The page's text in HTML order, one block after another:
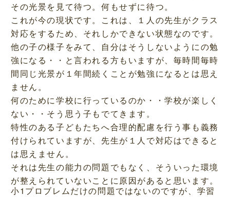
その光景を見て待つ。何もせずに待つ。
これが今の現状です。これは、１人の先生がクラス
対応をするため、それしかできない状態なのです。
他の子の様子をみて、自分はそうしないようにの勉
強になる・・と言われる方もいますが、毎時間毎時
間同じ光景が１年間続くことが勉強になるとは思え
ません。
何のために学校に行っているのか・・学校が楽しく
ない・・そう思う子もでてきます。
特性のある子どもたちへ合理的配慮を行う事も義務
付けられていますが、先生が１人で対応はできると
は思えません。
それは先生の能力の問題でもなく、そういった環境
が整えられていないことに原因があると思います。
小1プロブレムだけの問題ではないのですが、学習